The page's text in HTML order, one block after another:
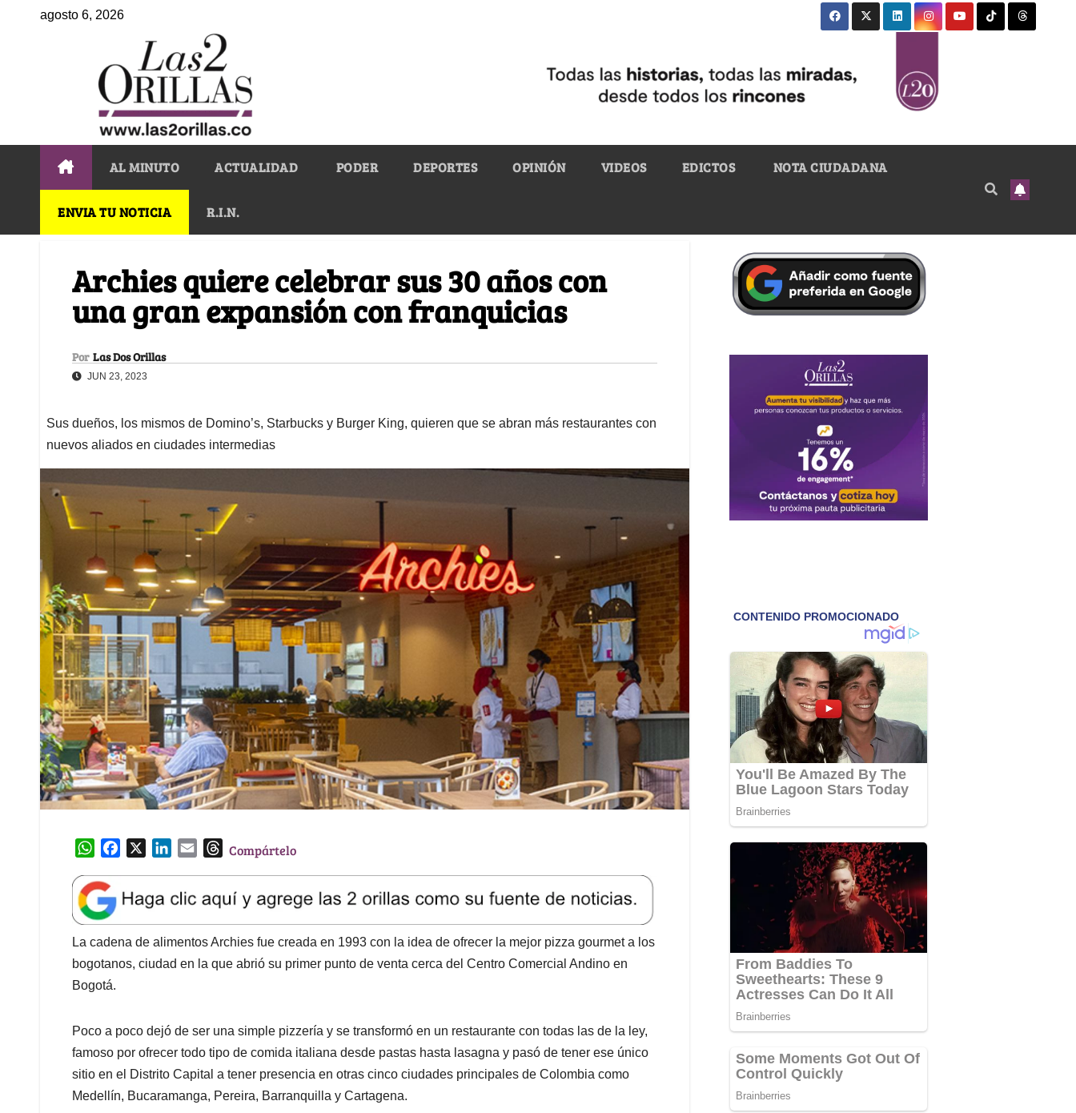
agosto 6, 2026
AL MINUTO ACTUALIDAD PODER DEPORTES OPINIÓN VIDEOS EDICTOS NOTA CIUDADANA
ENVIA TU NOTICIA R.I.N.
Archies quiere celebrar sus 30 años con
una gran expansión con franquicias
Por Las Dos Orillas
JUN 23, 2023
Sus dueños, los mismos de Domino’s, Starbucks y Burger King, quieren que se abran más restaurantes con
nuevos aliados en ciudades intermedias
W
a
t
s
A
p
p
e
b
o
o
k
e
d
I
l
T
e
a
d
s
Compártelo
La cadena de alimentos Archies fue creada en 1993 con la idea de ofrecer la mejor pizza gourmet a los
bogotanos, ciudad en la que abrió su primer punto de venta cerca del Centro Comercial Andino en
Bogotá.
Poco a poco dejó de ser una simple pizzería y se transformó en un restaurante con todas las de la ley,
famoso por ofrecer todo tipo de comida italiana desde pastas hasta lasagna y pasó de tener ese único
sitio en el Distrito Capital a tener presencia en otras cinco ciudades principales de Colombia como
Medellín, Bucaramanga, Pereira, Barranquilla y Cartagena.